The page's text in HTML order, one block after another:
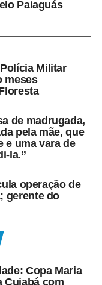
sobre ordenamento
cita os artigos 30 e
constitucionalidade
à Prefeitura de
os critérios de
pela aplicação das
necessários
Paiaguás
Militar
meses
de madrugada,
pela mãe, que
e uma vara de
la.”
operação de
gerente do
Copa Maria
Cuiabá com